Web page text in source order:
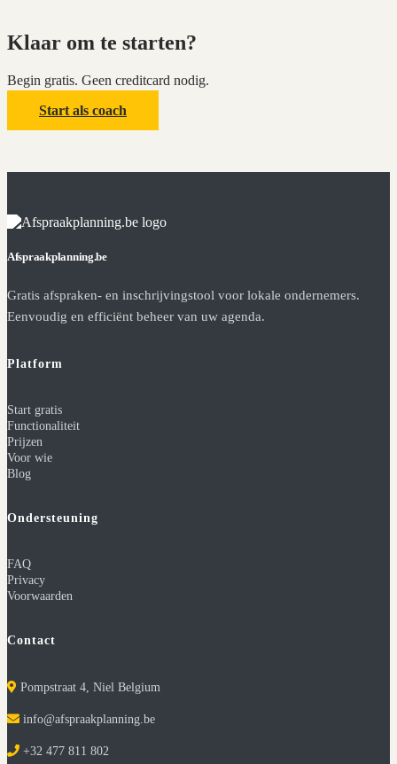
Klaar om te starten?
Begin gratis. Geen creditcard nodig.
Start als coach
Afspraakplanning.be
Gratis afspraken- en inschrijvingstool voor lokale ondernemers.
Eenvoudig en efficiënt beheer van uw agenda.
Platform
Start gratis
Functionaliteit
Prijzen
Voor wie
Blog
Ondersteuning
FAQ
Privacy
Voorwaarden
Contact
Pompstraat 4, Niel Belgium
info@afspraakplanning.be
+32 477 811 802